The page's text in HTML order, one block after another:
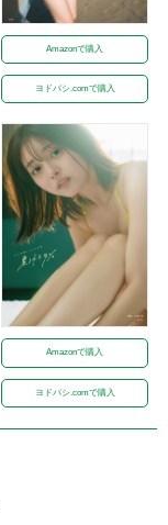
Amazonで購入
ヨドバシ.comで購入
Amazonで購入
ヨドバシ.comで購入